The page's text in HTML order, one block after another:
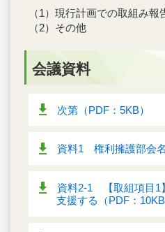
（1）現行計画での取組み報
（2）その他
会議資料
次第（PDF：5KB）
資料1 権利擁護部会名
資料2-1 【取組項目1
支援する（PDF：10KB